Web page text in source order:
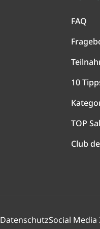
FAQ
10
TOP
Club
DatenschutzSocial